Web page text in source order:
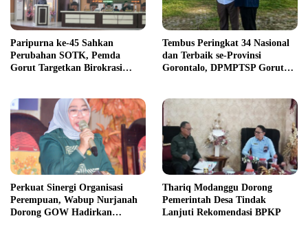
Paripurna ke-45 Sahkan
Perubahan SOTK, Pemda
Gorut Targetkan Birokrasi
Tembus Peringkat 34 Nasional
dan Terbaik se-Provinsi
Gorontalo, DPMPTSP Gorut
Perkuat Sinergi Organisasi
Perempuan, Wabup Nurjanah
Dorong GOW Hadirkan
Thariq Modanggu Dorong
Pemerintah Desa Tindak
Lanjuti Rekomendasi BPKP